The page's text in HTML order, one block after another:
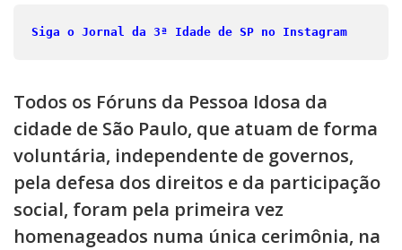
Siga o Jornal da 3ª Idade de SP no Instagram
Todos os Fóruns da Pessoa Idosa da
cidade de São Paulo, que atuam de forma
voluntária, independente de governos,
pela defesa dos direitos e da participação
social, foram pela primeira vez
homenageados numa única cerimônia, na